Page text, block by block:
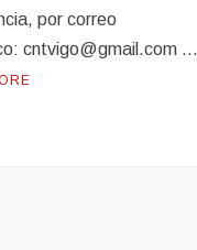
por correo
cntvigo@gmail.com …